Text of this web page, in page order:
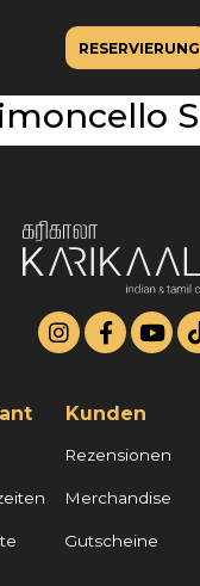
RESERVIERUNG
Kunden
Rezensionen
Merchandise
Gutscheine